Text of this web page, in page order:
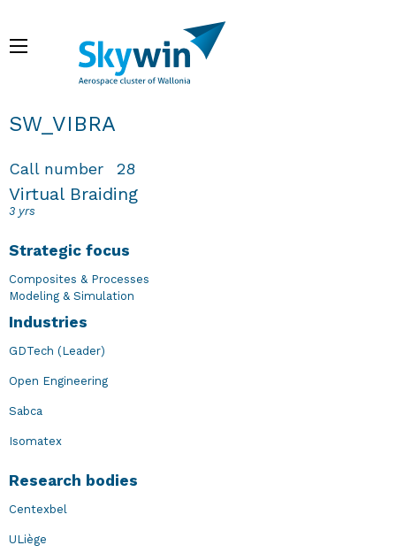
main
Breadcrumb
SW_VIBRA
Call number 28
Virtual Braiding
3 yrs
Strategic focus
Composites & Processes
Modeling & Simulation
Industries
GDTech (Leader)
Open Engineering
Sabca
Isomatex
Research bodies
Centexbel
ULiège